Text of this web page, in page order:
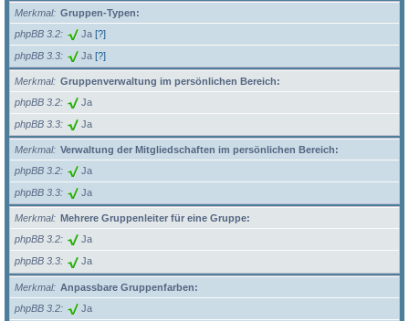
Merkmal
Gruppen-Typen:
phpBB 3.2
Ja [?]
phpBB 3.3 Ja [?]
Merkmal
Gruppenverwaltung im persönlichen Bereich:
phpBB 3.2
Ja
phpBB 3.3 Ja
Merkmal
Verwaltung der Mitgliedschaften im persönlichen Bereich:
phpBB 3.2
Ja
phpBB 3.3 Ja
Merkmal
Mehrere Gruppenleiter für eine Gruppe:
phpBB 3.2
Ja
phpBB 3.3 Ja
Merkmal
Anpassbare Gruppenfarben:
phpBB 3.2
Ja